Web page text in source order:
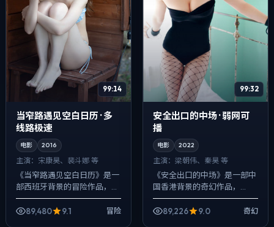
99:14
当窄路遇见空白日历 · 多
线路极速
电影 2016
主演： 宋康昊、裴斗娜 等
《当窄路遇见空白日历》是一
部西班牙背景的冒险作品，
2016年公映，由丹尼斯·维伦纽
瓦执导，宋康昊、裴斗娜、段
89,480 9.1 冒险
99:32
安全出口的中场 · 弱网可
播
电影 2022
主演： 梁朝伟、秦昊 等
《安全出口的中场》是一部中
国香港背景的奇幻作品，
2022年公映，由新海诚执
导，梁朝伟、秦昊、张子枫等
89,226 9.0 奇幻